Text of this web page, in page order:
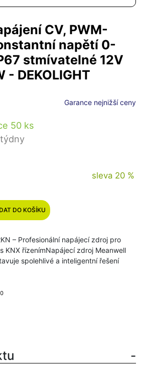
CV, PWM-
napětí 0-
stmívatelné 12V
- DEKOLIGHT
Garance nejnižší ceny
50 ks
sleva 20 %
DO KOŠÍKU
– Profesionální napájecí zdroj pro
KNX řízenímNapájecí zdroj Meanwell
spolehlivé a inteligentní řešení